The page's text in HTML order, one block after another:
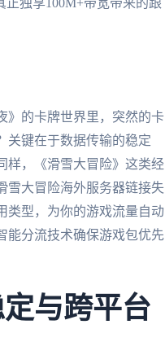
独享100M+带宽带来的跟
》的卡牌世界里，突然的卡
关键在于数据传输的稳定
样，《滑雪大冒险》这类经
雪大冒险海外服务器链接失
类型，为你的游戏流量自动
能分流技术确保游戏包优先
与跨平台